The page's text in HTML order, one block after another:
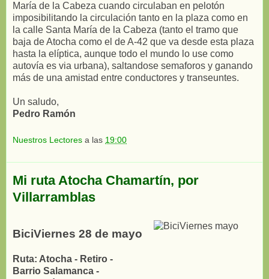
María de la Cabeza cuando circulaban en pelotón
imposibilitando la circulación tanto en la plaza como en
la calle Santa María de la Cabeza (tanto el tramo que
baja de Atocha como el de A-42 que va desde esta plaza
hasta la elíptica, aunque todo el mundo lo use como
autovía es via urbana), saltandose semaforos y ganando
más de una amistad entre conductores y transeuntes.
Un saludo,
Pedro Ramón
Nuestros Lectores a las 19:00
Mi ruta Atocha Chamartín, por
Villarramblas
BiciViernes 28 de mayo
Ruta: Atocha - Retiro -
Barrio Salamanca -